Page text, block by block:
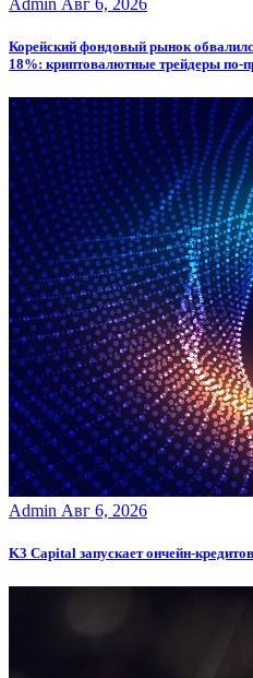
Корейский фондовый рынок
18%: криптовалютные трейдеры по-
Admin Авг 6, 2026
K3 Capital запускает ончейн-